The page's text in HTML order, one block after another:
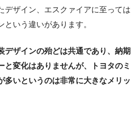
デザイン、エスクァイアに至っては
という違いがあります。
デザインの殆どは共通であり、納期
と変化はありませんが、トヨタのミ
多いというのは非常に大きなメリッ